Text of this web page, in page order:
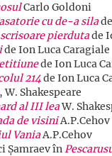
Carlo Goldoni
cu de-a sila
scrisoare pierdutade
de Ion Luca Caragiale
de Ion Luca
214de Ion Luca
, W. Shakespeare
al III leaW.
de visiniA.P.Cehov
VaniaA.P.Cehov
Șamraev în